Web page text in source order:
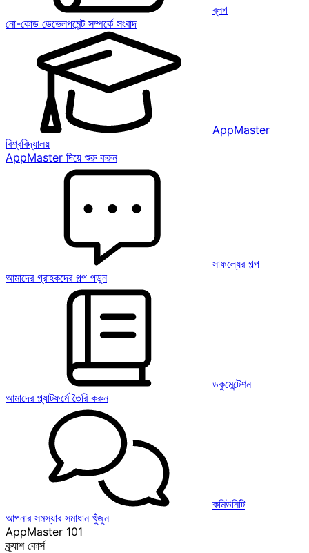
ব্লগ
নো-কোড ডেভেলপমেন্ট সম্পর্কে সংবাদ
AppMaster
বিশ্ববিদ্যালয়
AppMaster দিয়ে শুরু করুন
সাফল্যের গল্প
আমাদের গ্রাহকদের গল্প পড়ুন
ডকুমেন্টেশন
আমাদের প্ল্যাটফর্মে তৈরি করুন
কমিউনিটি
আপনার সমস্যার সমাধান খুঁজুন
AppMaster 101
ক্র্যাশ কোর্স